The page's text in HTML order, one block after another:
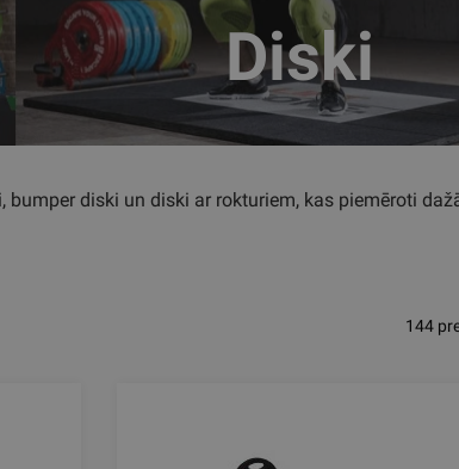
Diski
diski un diski ar rokturiem, kas piemēroti
144